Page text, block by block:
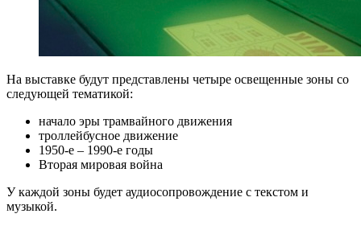
На выставке будут представлены четыре освещенные зоны со
следующей тематикой:
начало эры трамвайного движения
троллейбусное движение
1950-е – 1990-е годы
Вторая мировая война
У каждой зоны будет аудиосопровождение с текстом и
музыкой.